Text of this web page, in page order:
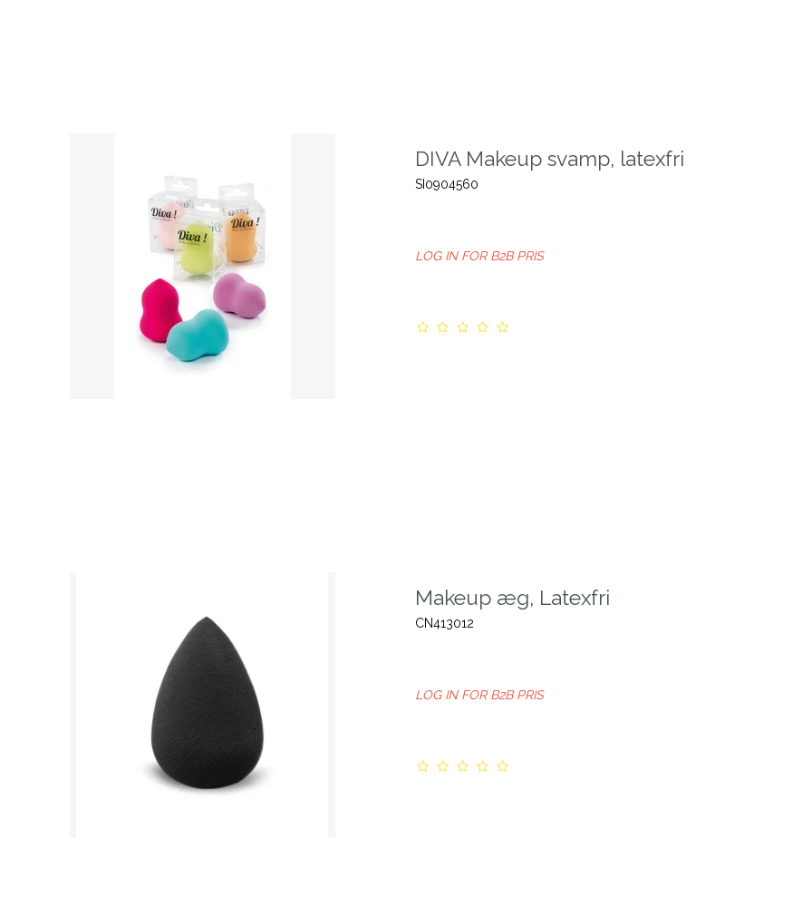
DIVA Makeup svamp, latexfri
SI0904560
LOG IN FOR B2B PRIS
Makeup æg, Latexfri
CN413012
LOG IN FOR B2B PRIS